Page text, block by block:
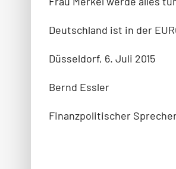
Deutschland ist in der
Düsseldorf, 6. Juli 2015
Bernd Essler
Finanzpolitischer